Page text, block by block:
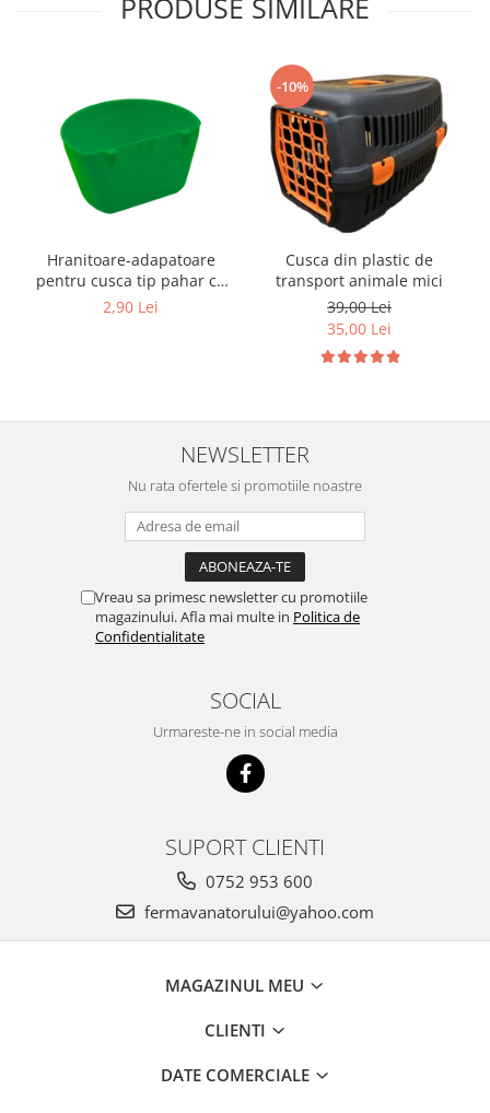
PRODUSE SIMILARE
Hranitoare-adapatoare
pentru cusca tip pahar cu
suport
2,90 Lei
-10%
Cusca din plastic de
transport animale mici
39,00 Lei
35,00 Lei
NEWSLETTER
Nu rata ofertele si promotiile noastre
Vreau sa primesc newsletter cu promotiile
magazinului. Afla mai multe in Politica de
Confidentialitate
SOCIAL
Urmareste-ne in social media
SUPORT CLIENTI
0752 953 600
fermavanatorului@yahoo.com
MAGAZINUL MEU
CLIENTI
DATE COMERCIALE